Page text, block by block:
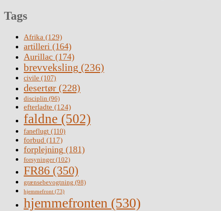
Tags
Afrika (129)
artilleri (164)
Aurillac (174)
brevveksling (236)
civile (107)
desertør (228)
disciplin (96)
efterladte (124)
faldne (502)
faneflugt (110)
forbud (117)
forplejning (181)
forsyninger(102)
FR86 (350)
grænsebevogtning (98)
hjemmefront (73)
hjemmefronten (530)